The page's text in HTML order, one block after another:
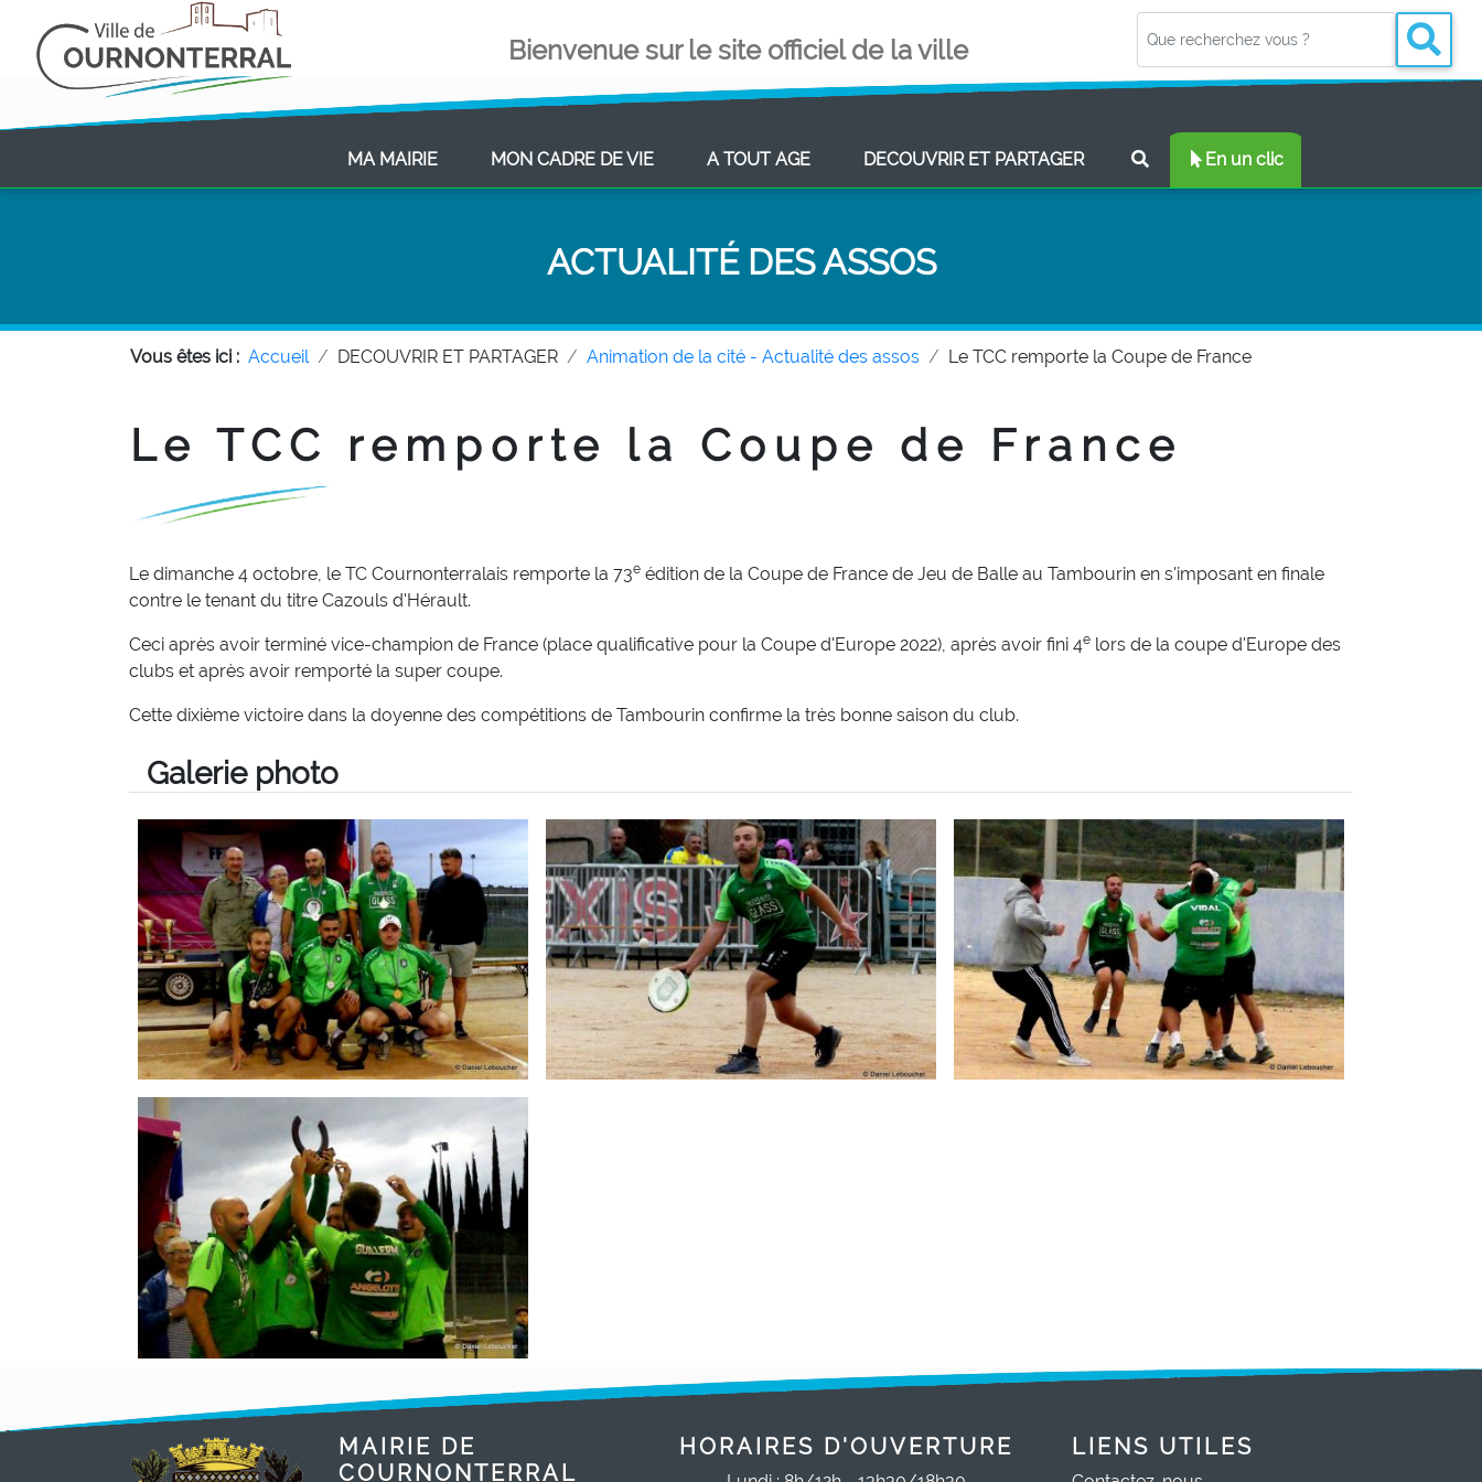
Bienvenue sur le site officiel de la ville
MA MAIRIE(CURRENT)MON CADRE DE VIE(CURRENT)A TOUT AGE(CURRENT)DECOUVRIR ET PARTAGER(CURRENT) En un clic
ACTUALITÉ DES ASSOS
Vous êtes ici : Accueil DECOUVRIR ET PARTAGER Animation de la cité - Actualité des assos Le TCC remporte la Coupe de France
Le TCC remporte la Coupe de France
Le dimanche 4 octobre, le TC Cournonterralais remporte la 73e édition de la Coupe de France de Jeu de Balle au Tambourin en s'imposant en finale
contre le tenant du titre Cazouls d'Hérault.
Ceci après avoir terminé vice-champion de France (place qualificative pour la Coupe d'Europe 2022), après avoir fini 4e lors de la coupe d'Europe des
clubs et après avoir remporté la super coupe.
Cette dixième victoire dans la doyenne des compétitions de Tambourin confirme la très bonne saison du club.
Galerie photo
MAIRIE DE
COURNONTERRAL
HORAIRES D'OUVERTURE LIENS UTILES